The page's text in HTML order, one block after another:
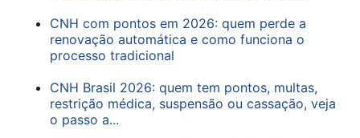
CNH com pontos em 2026: quem perde a
renovação automática e como funciona o
processo tradicional
CNH Brasil 2026: quem tem pontos, multas,
restrição médica, suspensão ou cassação, veja
o passo a...